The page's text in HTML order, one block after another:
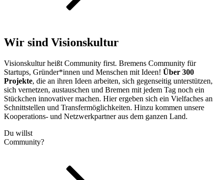
Wir sind Visionskultur
Visionskultur heißt Community first. Bremens Community für
Startups, Gründer*innen und Menschen mit Ideen! Über 300
Projekte, die an ihren Ideen arbeiten, sich gegenseitig unterstützen,
sich vernetzen, austauschen und Bremen mit jedem Tag noch ein
Stückchen innovativer machen. Hier ergeben sich ein Vielfaches an
Schnittstellen und Transfermöglichkeiten. Hinzu kommen unsere
Kooperations- und Netzwerkpartner aus dem ganzen Land.
Du willst
Community?